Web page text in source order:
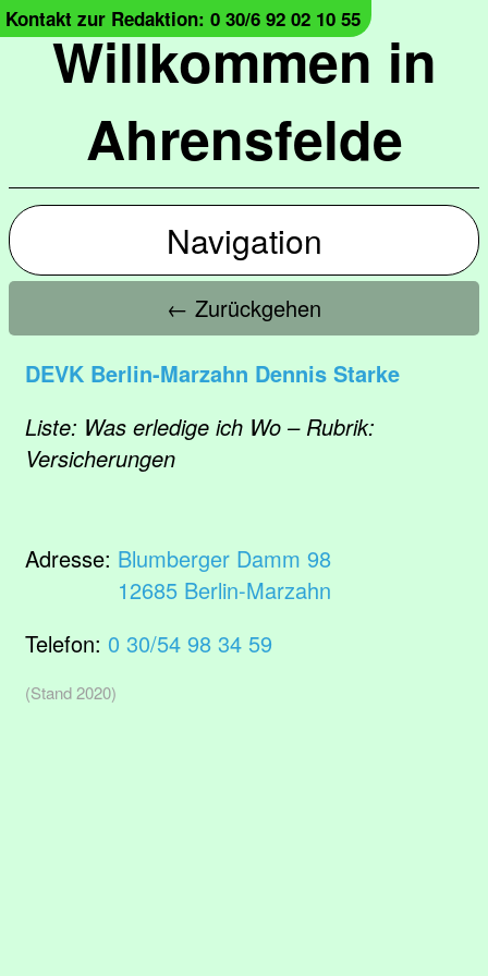
Willkommen in
Ahrensfelde
Kontakt zur Redaktion: 0 30/6 92 02 10 55
Navigation
← Zurückgehen
DEVK Berlin-Marzahn Dennis Starke
Liste: Was erledige ich Wo – Rubrik:
Versicherungen
Adresse: Blumberger Damm 98
12685 Berlin-Marzahn
Telefon: 0 30/54 98 34 59
(Stand 2020)